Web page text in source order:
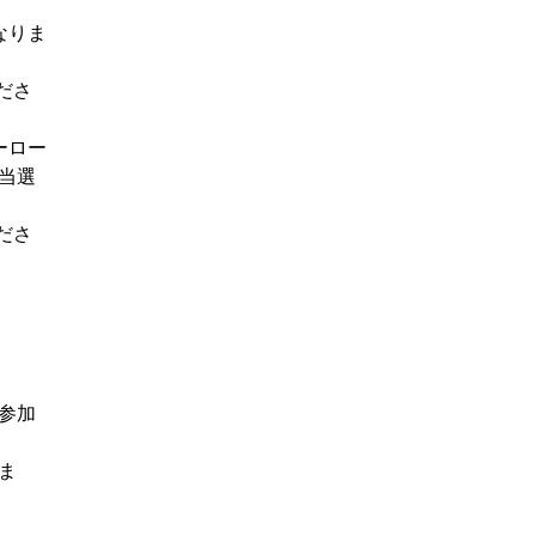
ま
さ
ロー
選
さ
加